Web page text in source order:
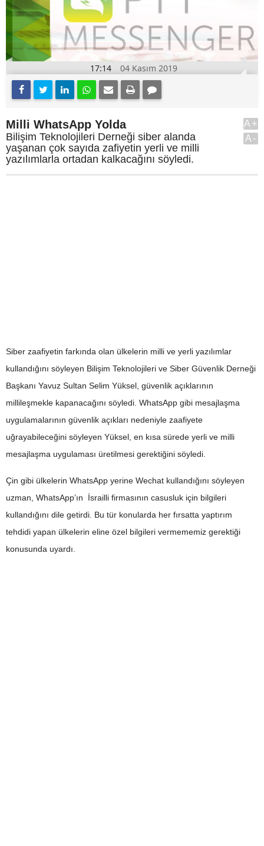
17:14 04 Kasım 2019
Milli WhatsApp Yolda
Bilişim Teknolojileri Derneği siber alanda
yaşanan çok sayıda zafiyetin yerli ve milli
yazılımlarla ortadan kalkacağını söyledi.
A+
A-
Siber zaafiyetin farkında olan ülkelerin milli ve yerli yazılımlar
kullandığını söyleyen Bilişim Teknolojileri ve Siber Güvenlik Derneği
Başkanı Yavuz Sultan Selim Yüksel, güvenlik açıklarının
millileşmekle kapanacağını söyledi. WhatsApp gibi mesajlaşma
uygulamalarının güvenlik açıkları nedeniyle zaafiyete
uğrayabileceğini söyleyen Yüksel, en kısa sürede yerli ve milli
mesajlaşma uygulaması üretilmesi gerektiğini söyledi.
Çin gibi ülkelerin WhatsApp yerine Wechat kullandığını söyleyen
uzman, WhatsApp’ın İsrailli firmasının casusluk için bilgileri
kullandığını dile getirdi. Bu tür konularda her fırsatta yaptırım
tehdidi yapan ülkelerin eline özel bilgileri vermememiz gerektiği
konusunda uyardı.